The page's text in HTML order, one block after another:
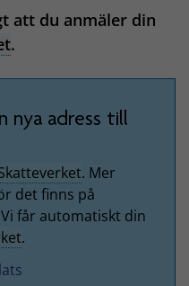
att du anmäler din
.
nya adress till
. Mer
det finns på
får automatiskt din
.